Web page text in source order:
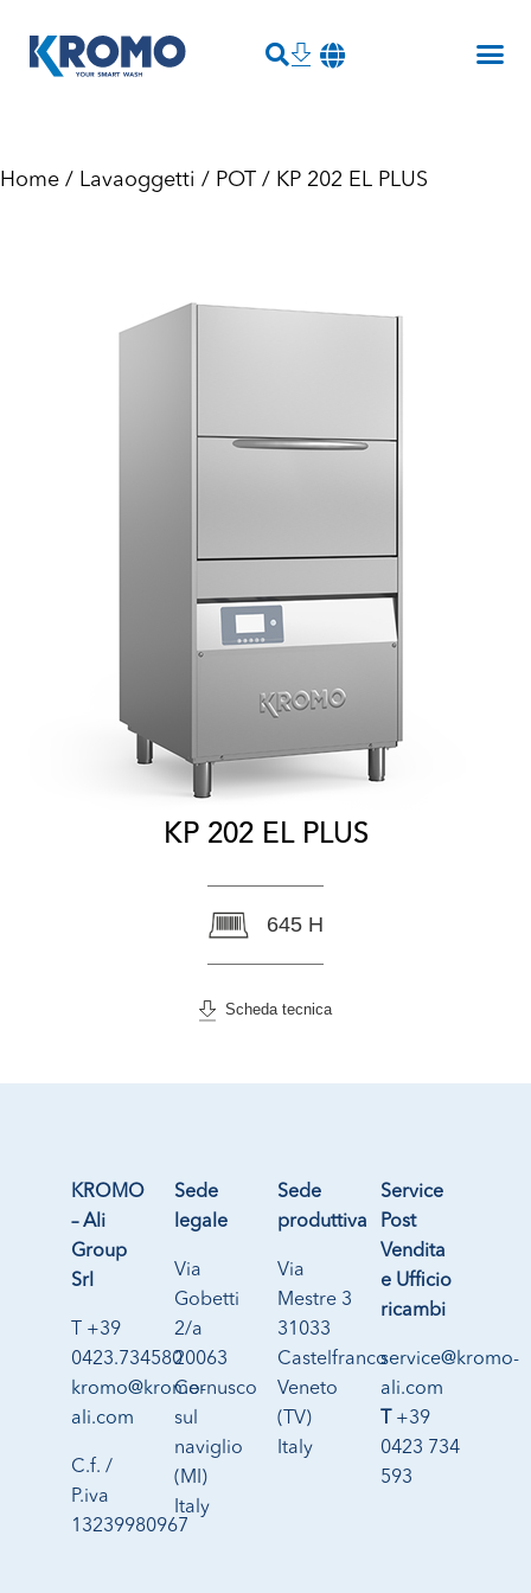
Home / Lavaoggetti / POT / KP 202 EL PLUS
KP 202 EL PLUS
645 H
Scheda tecnica
KROMO
– Ali
Group
Srl
T +39
0423.734580
kromo@kromo-
ali.com
C.f. /
P.iva
13239980967
Sede
legale
Via
Gobetti
2/a
20063
Cernusco
sul
naviglio
(MI)
Italy
Sede
produttiva
Via
Mestre 3
31033
Castelfranco
Veneto
(TV)
Italy
Service
Post
Vendita
e Ufficio
ricambi
service@kromo-
ali.com
T +39
0423 734
593